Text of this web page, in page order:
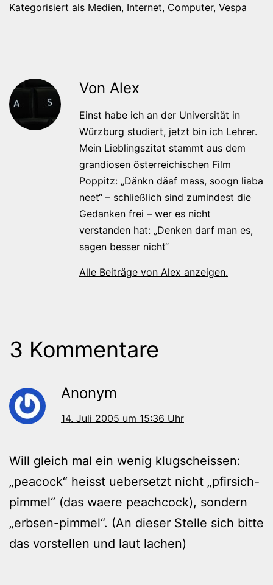
Kategorisiert als Medien, Internet, Computer, Vespa
Von Alex
Einst habe ich an der Universität in
Würzburg studiert, jetzt bin ich Lehrer.
Mein Lieblingszitat stammt aus dem
grandiosen österreichischen Film
Poppitz: „Dänkn däaf mass, soogn liaba
neet“ – schließlich sind zumindest die
Gedanken frei – wer es nicht
verstanden hat: „Denken darf man es,
sagen besser nicht“
Alle Beiträge von Alex anzeigen.
3 Kommentare
Anonym
14. Juli 2005 um 15:36 Uhr
Will gleich mal ein wenig klugscheissen:
„peacock“ heisst uebersetzt nicht „pfirsich-
pimmel“ (das waere peachcock), sondern
„erbsen-pimmel“. (An dieser Stelle sich bitte
das vorstellen und laut lachen)